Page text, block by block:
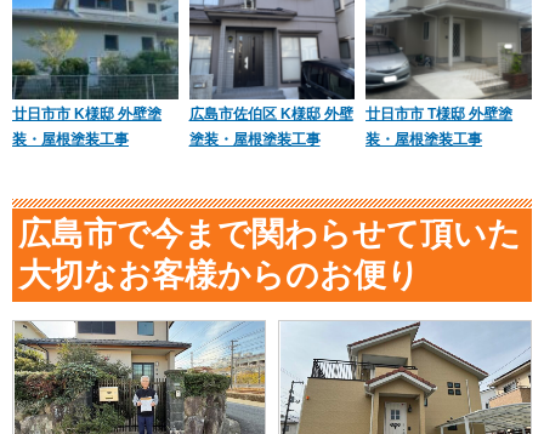
廿日市市 K様邸 外壁塗
装・屋根塗装工事
広島市佐伯区 K様邸 外壁
塗装・屋根塗装工事
廿日市市 T様邸 外壁塗
装・屋根塗装工事
広島市で今まで関わらせて頂いた
大切なお客様からのお便り